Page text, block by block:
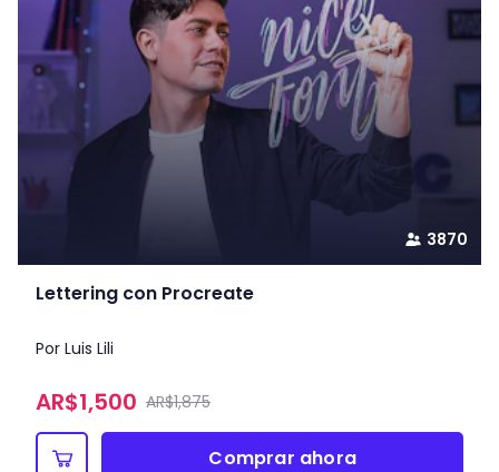
3870
Lettering con Procreate
Por Luis Lili
AR$1,500 AR$1,875
Comprar ahora